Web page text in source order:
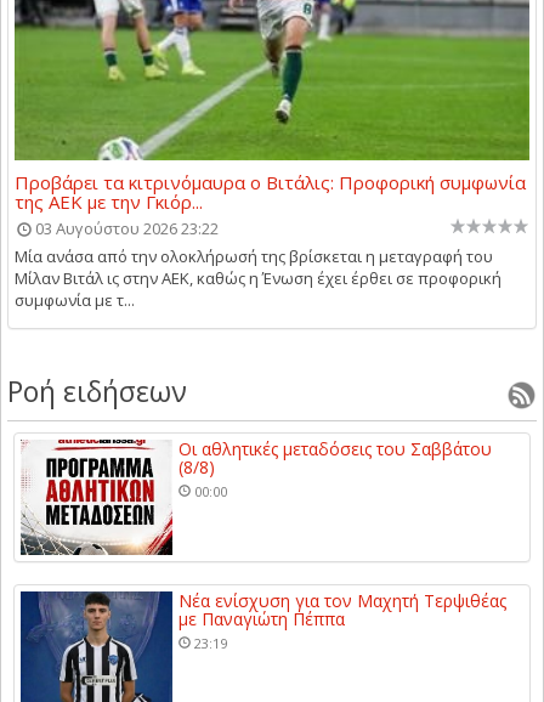
Προβάρει τα κιτρινόμαυρα ο Βιτάλις: Προφορική συμφωνία
της ΑΕΚ με την Γκιόρ...
03 Αυγούστου 2026 23:22
Μία ανάσα από την ολοκλήρωσή της βρίσκεται η μεταγραφή του
Μίλαν Βιτάλ ις στην ΑΕΚ, καθώς η Ένωση έχει έρθει σε προφορική
συμφωνία με τ...
Ροή ειδήσεων
Οι αθλητικές μεταδόσεις του Σαββάτου
(8/8)
00:00
Νέα ενίσχυση για τον Μαχητή Τερψιθέας
με Παναγιώτη Πέππα
23:19